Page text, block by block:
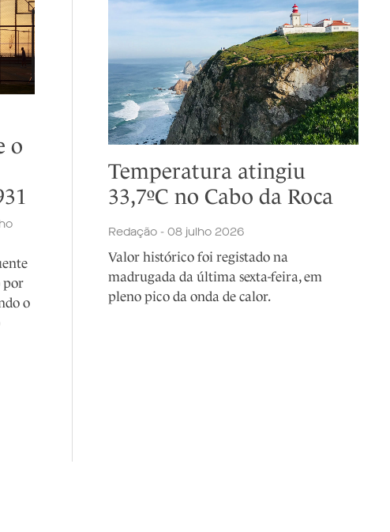
o
por
o
Temperatura atingiu
33,7ºC no Cabo da Roca
Redação - 08 julho 2026
Valor histórico foi registado na
madrugada da última sexta-feira, em
pleno pico da onda de calor.